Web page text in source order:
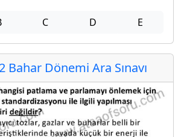
C D E
Bahar Dönemi Ara Sınavı